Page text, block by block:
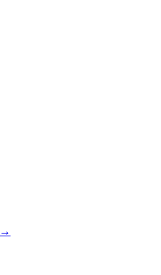
→